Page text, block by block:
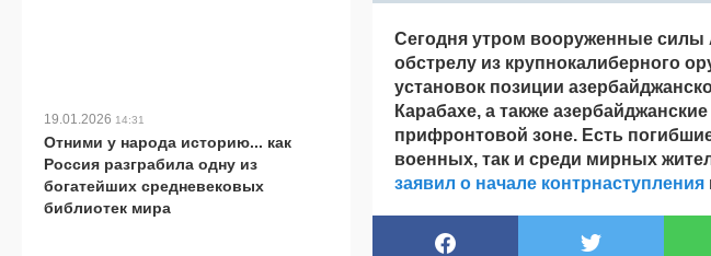
Сегодня утром вооруженные
обстрелу из крупнокалиберного
установок позиции
Карабахе, а также
прифронтовой зоне. Есть
военных, так и среди мирных
заявил о начале контрнаступления
19.01.2026 14:31
Отними у народа историю... как
Россия разграбила одну из
богатейших средневековых
библиотек мира